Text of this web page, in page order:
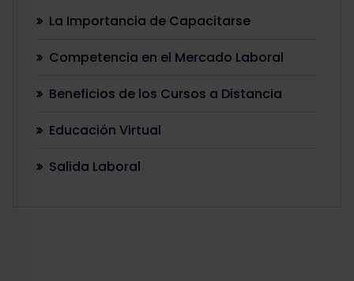
La Importancia de Capacitarse
Competencia en el Mercado Laboral
Beneficios de los Cursos a Distancia
Educación Virtual
Salida Laboral